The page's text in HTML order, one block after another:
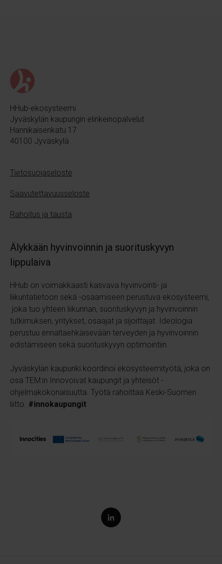
HHub-ekosysteemi
Jyväskylän kaupungin elinkeinopalvelut
Hannikaisenkatu 17
40100 Jyväskylä
Tietosuojaseloste
Saavutettavuusseloste
Rahoitus ja tausta
Älykkään hyvinvoinnin ja suorituskyvyn
lippulaiva
HHub on voimakkaasti kasvava hyvinvointi- ja
liikuntatietoon sekä -osaamiseen perustuva ekosysteemi,
joka tuo yhteen liikunnan, suorituskyvyn ja hyvinvoinnin
tutkimuksen, yritykset, osaajat ja sijoittajat. Ideologia
perustuu ennaltaehkäisevään terveyden ja hyvinvoinnin
edistämiseen sekä suorituskyvyn optimointiin.
Jyväskylän kaupunki koordinoi ekosysteemityötä, joka on
osa TEM:in Innovoivat kaupungit ja yhteisöt -
ohjelmakokonaisuutta. Työtä rahoittaa Keski-Suomen
liitto. #innokaupungit